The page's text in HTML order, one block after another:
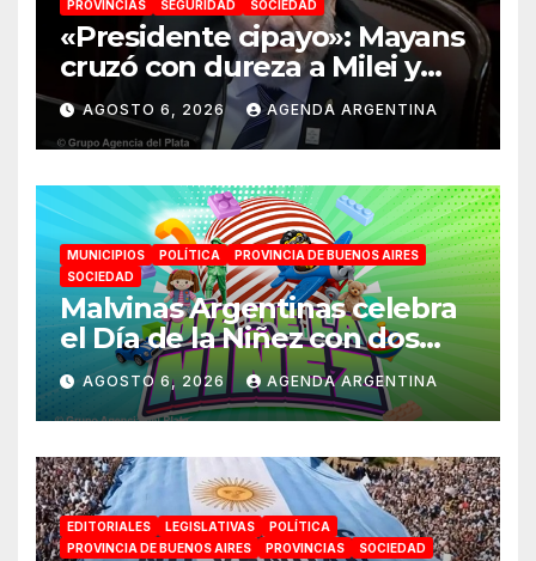
PROVINCIAS
SEGURIDAD SOCIEDAD
«Presidente cipayo»: Mayans
cruzó con dureza a Milei y
advirtió sobre un juicio
político por traición a la
Patria
AGOSTO 6, 2026 AGENDA ARGENTINA
MUNICIPIOS POLÍTICA
PROVINCIA DE BUENOS AIRES
SOCIEDAD
Malvinas Argentinas celebra
el Día de la Niñez con dos
jornadas de juegos,
espectáculos y actividades
para toda la familia
AGOSTO 6, 2026 AGENDA ARGENTINA
EDITORIALES LEGISLATIVAS
POLÍTICA
PROVINCIA DE BUENOS AIRES
PROVINCIAS SOCIEDAD